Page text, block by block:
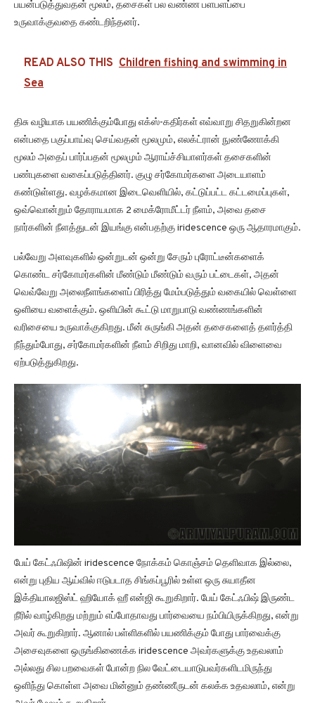
பயன்படுத்துவதன் மூலம், தசைகள் பல வண்ண பளபளப்பை
உருவாக்குவதை கண்டறிந்தனர்.
READ ALSO THIS Children fishing and swimming in
Sea
திசு வழியாக பயணிக்கும்போது எக்ஸ்-கதிர்கள் எவ்வாறு சிதறுகின்றன
என்பதை பகுப்பாய்வு செய்வதன் மூலமும், எலக்ட்ரான் நுண்ணோக்கி
மூலம் அதைப் பார்ப்பதன் மூலமும் ஆராய்ச்சியாளர்கள் தசைகளின்
பண்புகளை வகைப்படுத்தினர். குழு சர்கோமர்களை அடையாளம்
கண்டுள்ளது. வழக்கமான இடைவெளியில், கட்டுப்பட்ட கட்டமைப்புகள்,
ஒவ்வொன்றும் தோராயமாக 2 மைக்ரோமீட்டர் நீளம், அவை தசை
நார்களின் நீளத்துடன் இயங்கு என்பதற்கு iridescence ஒரு ஆதாரமாகும்.
பல்வேறு அளவுகளில் ஒன்றுடன் ஒன்று சேரும் புரோட்டீன்களைக்
கொண்ட சர்கோமர்களின் மீண்டும் மீண்டும் வரும் பட்டைகள், அதன்
வெவ்வேறு அலைநீளங்களைப் பிரித்து மேம்படுத்தும் வகையில் வெள்ளை
ஒளியை வளைக்கும். ஒளியின் கூட்டு மாறுபாடு வண்ணங்களின்
வரிசையை உருவாக்குகிறது. மீன் சுருங்கி அதன் தசைகளைத் தளர்த்தி
நீந்தும்போது, சர்கோமர்களின் நீளம் சிறிது மாறி, வானவில் விளைவை
ஏற்படுத்துகிறது.
பேய் கேட்ஃபிஷின் iridescence நோக்கம் கொஞ்சம் தெளிவாக இல்லை,
என்று புதிய ஆய்வில் ஈடுபடாத சிங்கப்பூரில் உள்ள ஒரு சுயாதீன
இக்தியாலஜிஸ்ட் ஹியோக் ஹீ என்ஜி கூறுகிறார். பேய் கேட்ஃபிஷ் இருண்ட
நீரில் வாழ்கிறது மற்றும் எப்போதாவது பார்வையை நம்பியிருக்கிறது, என்று
அவர் கூறுகிறார். ஆனால் பள்ளிகளில் பயணிக்கும் போது பார்வைக்கு
அசைவுகளை ஒருங்கிணைக்க iridescence அவர்களுக்கு உதவலாம்
அல்லது சில பறவைகள் போன்ற நில வேட்டையாடுபவர்களிடமிருந்து
ஒளிந்து கொள்ள அவை மின்னும் தண்ணீருடன் கலக்க உதவலாம், என்று